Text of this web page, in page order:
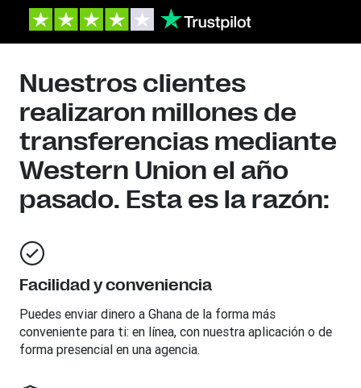
Nuestros clientes
realizaron millones de
transferencias mediante
Western Union el año
pasado. Esta es la razón:
Facilidad y conveniencia
Puedes enviar dinero a Ghana de la forma más
conveniente para ti: en línea, con nuestra aplicación o de
forma presencial en una agencia.